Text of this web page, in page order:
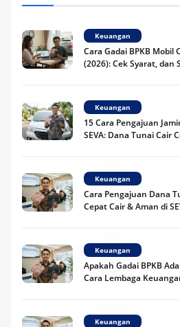
Keuangan
Cara Gadai BPKB Mobil
(2026): Cek Syarat, dan
Keuangan
15 Cara Pengajuan
SEVA: Dana Tunai Cair
Keuangan
Cara Pengajuan Dana
Cepat Cair & Aman di
Keuangan
Apakah Gadai BPKB
Cara Lembaga
Keuangan